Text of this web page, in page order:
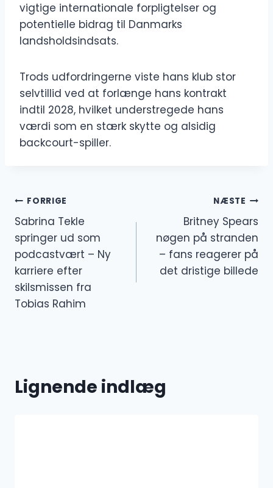
vigtige internationale forpligtelser og
potentielle bidrag til Danmarks
landsholdsindsats.
Trods udfordringerne viste hans klub stor
selvtillid ved at forlænge hans kontrakt
indtil 2028, hvilket understregede hans
værdi som en stærk skytte og alsidig
backcourt-spiller.
Indlægsnavigation
FORRIGE
Sabrina Tekle
springer ud som
podcastvært – Ny
karriere efter
skilsmissen fra
Tobias Rahim
NÆSTE
Britney Spears
nøgen på stranden
– fans reagerer på
det dristige billede
Lignende indlæg